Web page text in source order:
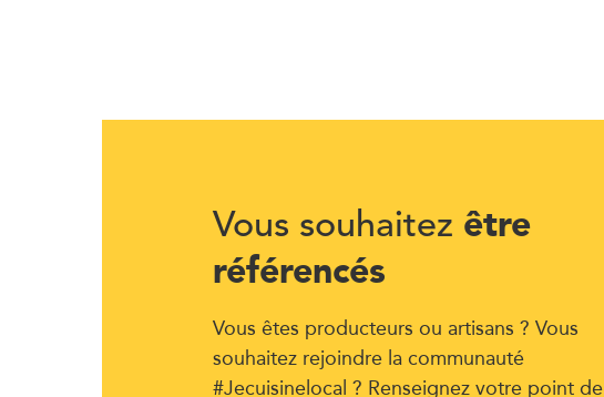
Vous souhaitez être
référencés
Vous êtes producteurs ou artisans ? Vous
souhaitez rejoindre la communauté
#Jecuisinelocal ? Renseignez votre point de